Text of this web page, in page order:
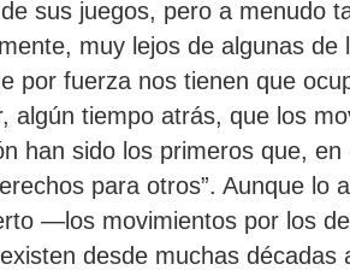
sus juegos, pero a menudo
muy lejos de algunas de
por fuerza nos tienen que
algún tiempo atrás, que los
han sido los primeros que, en
para otros”. Aunque lo
—los movimientos por los
desde muchas décadas